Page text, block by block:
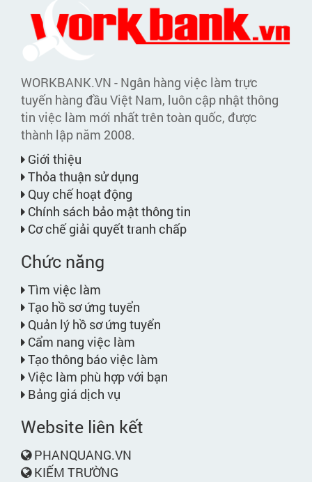
WORKBANK.VN - Ngân hàng việc làm trực
tuyến hàng đầu Việt Nam, luôn cập nhật thông
tin việc làm mới nhất trên toàn quốc, được
thành lập năm 2008.
Giới thiệu
Thỏa thuận sử dụng
Quy chế hoạt động
Chính sách bảo mật thông tin
Cơ chế giải quyết tranh chấp
Chức năng
Tìm việc làm
Tạo hồ sơ ứng tuyển
Quản lý hồ sơ ứng tuyển
Cẩm nang việc làm
Tạo thông báo việc làm
Việc làm phù hợp với bạn
Bảng giá dịch vụ
Website liên kết
PHANQUANG.VN
KIẾM TRƯỜNG